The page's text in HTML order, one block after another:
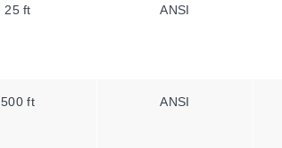
25 ft ANSI
500 ft ANSI